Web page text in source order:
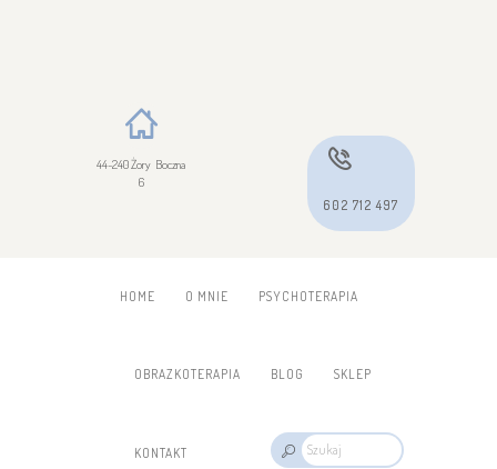
44-240 Żory Boczna
6
602 712 497
HOME O MNIE PSYCHOTERAPIA
OBRAZKOTERAPIA BLOG SKLEP
KONTAKT